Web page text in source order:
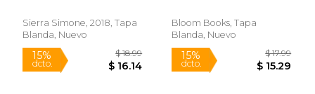
Sierra Simone, 2018, Tapa
Blanda, Nuevo
Bloom Books, Tapa
Blanda, Nuevo